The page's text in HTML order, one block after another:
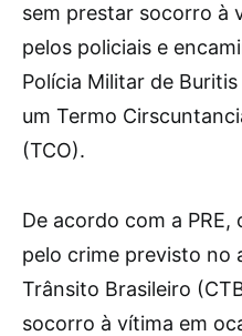
sem prestar socorro à
pelos policiais e
Polícia Militar de
um Termo
(TCO).
De acordo com a
pelo crime previsto no
Trânsito Brasileiro
socorro à vítima em